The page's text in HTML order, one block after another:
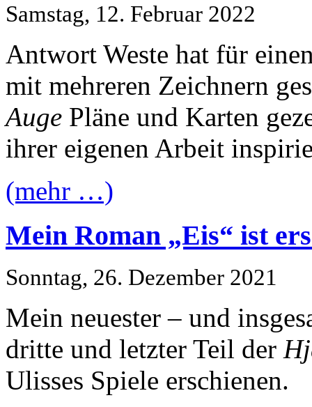
Samstag, 12. Februar 2022
Antwort Weste hat für
mit mehreren Zeichnern
Auge Pläne und Karten
ihrer eigenen Arbeit
(mehr …)
Mein Roman „Eis“ ist
Sonntag, 26. Dezember 2021
Mein neuester – und
dritte und letzter Teil der
Ulisses Spiele erschienen.